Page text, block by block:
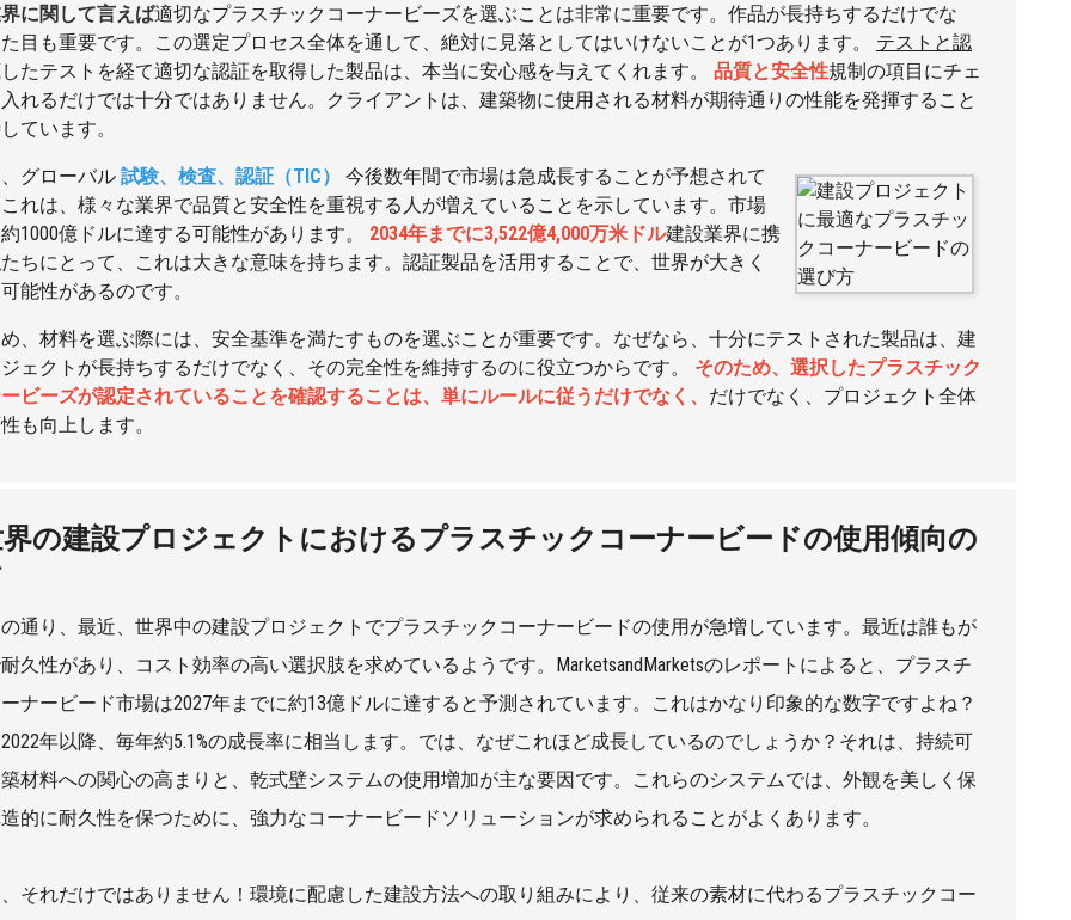
に関して言えば適切なプラスチックコーナービーズを選ぶことは非常に重要です。作品が長持ちするだけでな
目も重要です。この選定プロセス全体を通して、絶対に見落としてはいけないことが1つあります。 テストと認
たテストを経て適切な認証を取得した製品は、本当に安心感を与えてくれます。 品質と安全性規制の項目にチェ
れるだけでは十分ではありません。クライアントは、建築物に使用される材料が期待通りの性能を発揮すること
ています。
グローバル 試験、検査、認証（TIC）
今後数年間で市場は急成長することが予想されて
れは、様々な業界で品質と安全性を重視する人が増えていることを示しています。市場
1000億ドルに達する可能性があります。 2034年までに3,522億4,000万米ドル建設業界に携
ちにとって、これは大きな意味を持ちます。認証製品を活用することで、世界が大きく
能性があるのです。
、材料を選ぶ際には、安全基準を満たすものを選ぶことが重要です。なぜなら、十分にテストされた製品は、建
ェクトが長持ちするだけでなく、その完全性を維持するのに役立つからです。 そのため、選択したプラスチック
ビーズが認定されていることを確認することは、単にルールに従うだけでなく、 だけでなく、プロジェクト全体
も向上します。
の建設プロジェクトにおけるプラスチックコーナービードの使用傾向の
通り、最近、世界中の建設プロジェクトでプラスチックコーナービードの使用が急増しています。最近は誰もが
久性があり、コスト効率の高い選択肢を求めているようです。MarketsandMarketsのレポートによると、プラスチ
ナービード市場は2027年までに約13億ドルに達すると予測されています。これはかなり印象的な数字ですよね？
年以降、毎年約5.1%の成長率に相当します。では、なぜこれほど成長しているのでしょうか？それは、持続可
材料への関心の高まりと、乾式壁システムの使用増加が主な要因です。これらのシステムでは、外観を美しく保
的に耐久性を保つために、強力なコーナービードソリューションが求められることがよくあります。
それだけではありません！環境に配慮した建設方法への取り組みにより、従来の素材に代わるプラスチックコー